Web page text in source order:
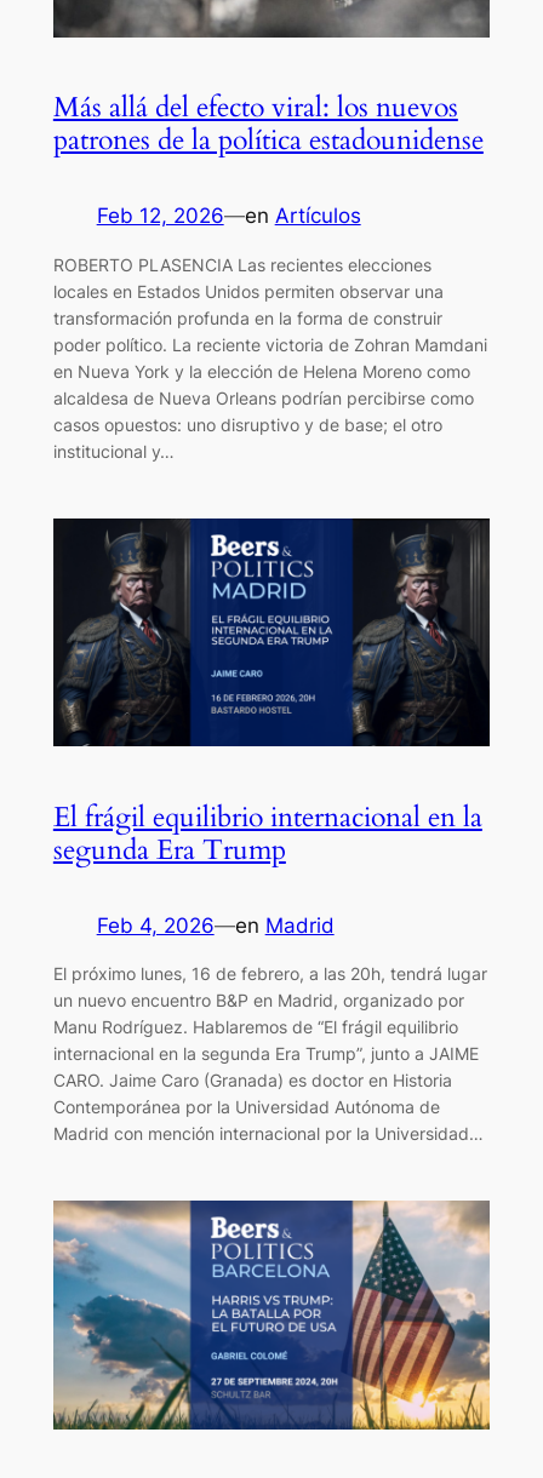
Más allá del efecto viral: los nuevos
patrones de la política estadounidense
Feb 12, 2026—en Artículos
ROBERTO PLASENCIA Las recientes elecciones
locales en Estados Unidos permiten observar una
transformación profunda en la forma de construir
poder político. La reciente victoria de Zohran Mamdani
en Nueva York y la elección de Helena Moreno como
alcaldesa de Nueva Orleans podrían percibirse como
casos opuestos: uno disruptivo y de base; el otro
institucional y…
El frágil equilibrio internacional en la
segunda Era Trump
Feb 4, 2026—en Madrid
El próximo lunes, 16 de febrero, a las 20h, tendrá lugar
un nuevo encuentro B&P en Madrid, organizado por
Manu Rodríguez. Hablaremos de “El frágil equilibrio
internacional en la segunda Era Trump”, junto a JAIME
CARO. Jaime Caro (Granada) es doctor en Historia
Contemporánea por la Universidad Autónoma de
Madrid con mención internacional por la Universidad…